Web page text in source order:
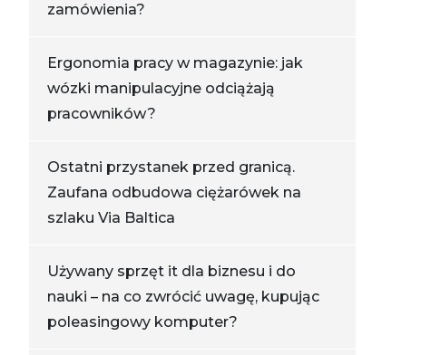
zamówienia?
Ergonomia pracy w magazynie: jak
wózki manipulacyjne odciążają
pracowników?
Ostatni przystanek przed granicą.
Zaufana odbudowa ciężarówek na
szlaku Via Baltica
Używany sprzęt it dla biznesu i do
nauki – na co zwrócić uwagę, kupując
poleasingowy komputer?